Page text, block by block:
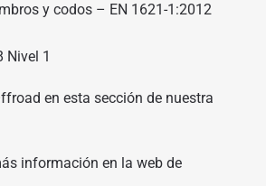
y codos – EN 1621-1:2012
Nivel 1
en esta sección de nuestra
información en la web de